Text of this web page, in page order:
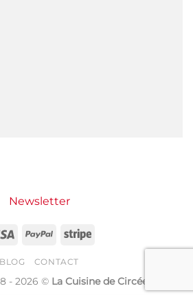
Newsletter
Visa PayPal Stripe
BLOG CONTACT
- 2026 © La Cuisine de Circée